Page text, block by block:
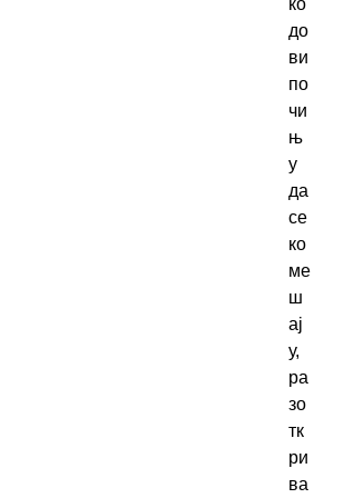
до
ви
по
чи
њ
у
да
се
ко
ме
ш
ај
у,
ра
зо
тк
ри
ва